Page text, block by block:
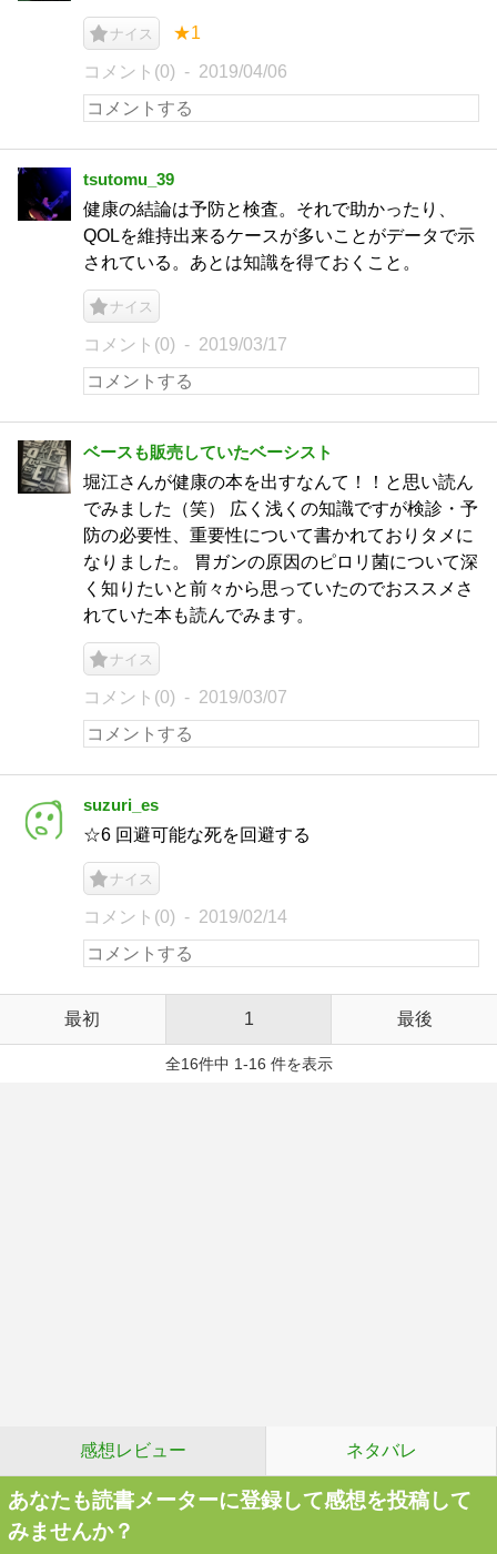
ナイス ★1
コメント(0) 2019/04/06
tsutomu_39
健康の結論は予防と検査。それで助かったり、
QOLを維持出来るケースが多いことがデータで示
されている。あとは知識を得ておくこと。
ナイス
コメント(0) 2019/03/17
ベースも販売していたベーシスト
堀江さんが健康の本を出すなんて！！と思い読ん
でみました（笑） 広く浅くの知識ですが検診・予
防の必要性、重要性について書かれておりタメに
なりました。 胃ガンの原因のピロリ菌について深
く知りたいと前々から思っていたのでおススメさ
れていた本も読んでみます。
ナイス
コメント(0) 2019/03/07
suzuri_es
☆6 回避可能な死を回避する
ナイス
コメント(0) 2019/02/14
最初 1 最後
全16件中 1-16 件を表示
感想レビュー ネタバレ
あなたも読書メーターに登録して感想を投稿して
みませんか？